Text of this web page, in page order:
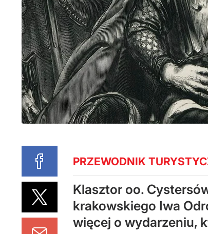
PRZEWODNIK
Klasztor oo.
krakowskiego Iwa
więcej o wydarzeniu,